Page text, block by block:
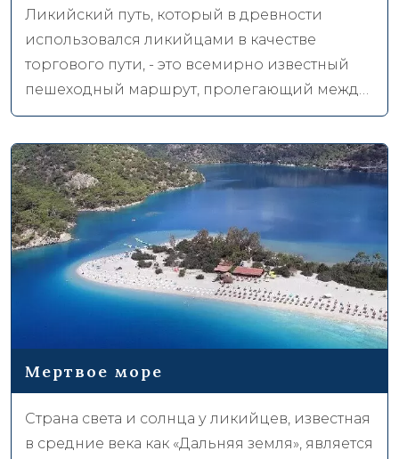
Ликийский путь, который в древности
использовался ликийцами в качестве
торгового пути, - это всемирно известный
пешеходный маршрут, пролегающий между
Анталией и заливами Фетхие. Дорога
протяженностью 535 км, протянувшаяся по
частям вдоль моря и между великолепными
древними городами, - первая в Турции
пешеходная тропа на большие расстояния.
Различные источники называют его одним
из 10 лучших маршрутов для пеших походов
на длинные дистанции в мире.
Мертвое море
Страна света и солнца у ликийцев, известная
в средние века как «Дальняя земля», является